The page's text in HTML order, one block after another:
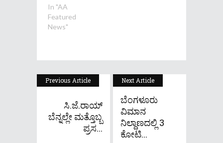
In "AA
Featured
News"
Previous Article
ಸಿ.ಜೆ.ರಾಯ್
ಬೆನ್ನಲ್ಲೇ ಮತ್ತೊಬ್ಬ
ಪ್ರಸ...
Next Article
ಬೆಂಗಳೂರು
ವಿಮಾನ
ನಿಲ್ದಾಣದಲ್ಲಿ 3
ಕೋಟಿ...